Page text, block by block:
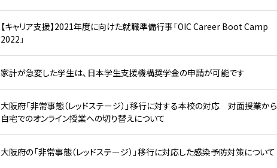
【キャリア支援】2021年度に向けた就職準備行事「OIC Career Boot Camp
2022」
家計が急変した学生は、日本学生支援機構奨学金の申請が可能です
大阪府「非常事態（レッドステージ）」移行に対する本校の対応 対面授業から
自宅でのオンライン授業への切り替えについて
大阪府の「非常事態（レッドステージ）」移行に対応した感染予防対策について